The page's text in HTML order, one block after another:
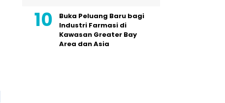
Buka Peluang Baru bagi
Industri Farmasi di
Kawasan Greater Bay
Area dan Asia